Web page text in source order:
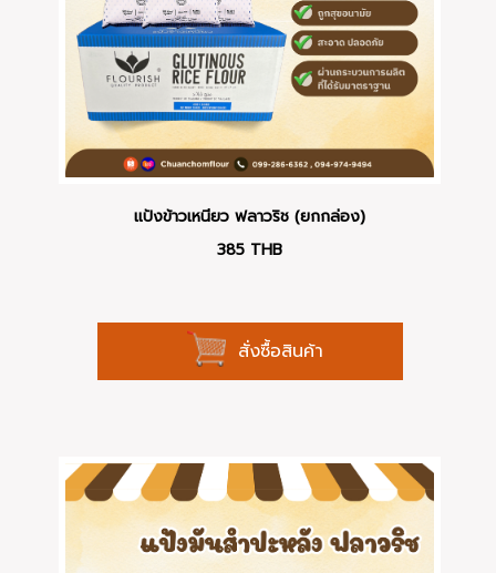
แป้งข้าวเหนียว ฟลาวริช (ยกกล่อง)
385 THB
สั่งซื้อสินค้า